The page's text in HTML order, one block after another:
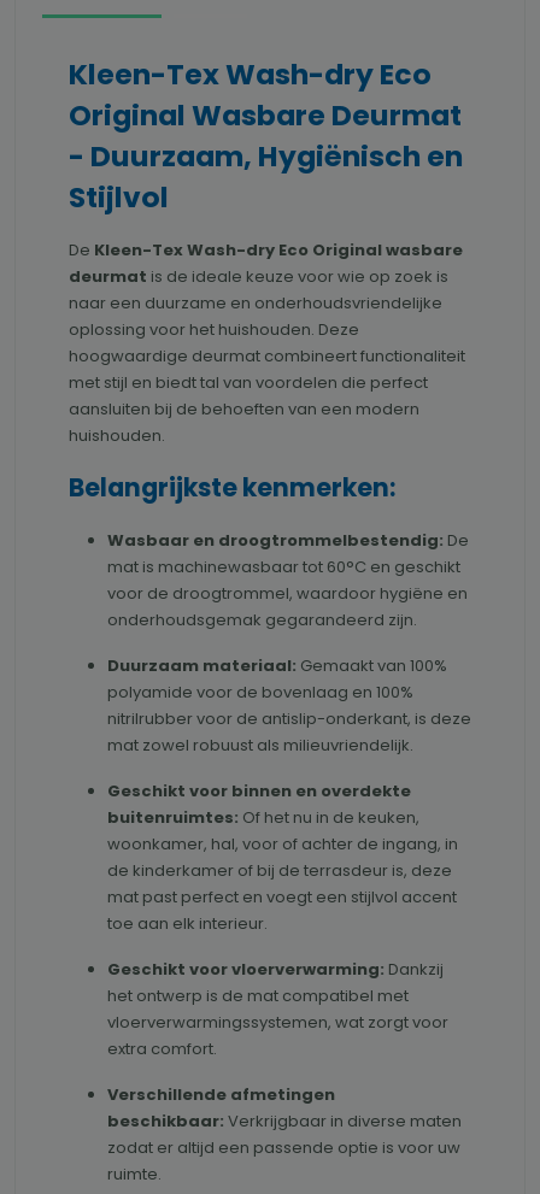
Kleen-Tex Wash-dry Eco
Original Wasbare Deurmat
- Duurzaam, Hygiënisch en
Stijlvol
De Kleen-Tex Wash-dry Eco Original wasbare
deurmat is de ideale keuze voor wie op zoek is
naar een duurzame en onderhoudsvriendelijke
oplossing voor het huishouden. Deze
hoogwaardige deurmat combineert functionaliteit
met stijl en biedt tal van voordelen die perfect
aansluiten bij de behoeften van een modern
huishouden.
Belangrijkste kenmerken:
Wasbaar en droogtrommelbestendig: De
mat is machinewasbaar tot 60°C en geschikt
voor de droogtrommel, waardoor hygiëne en
onderhoudsgemak gegarandeerd zijn.
Duurzaam materiaal: Gemaakt van 100%
polyamide voor de bovenlaag en 100%
nitrilrubber voor de antislip-onderkant, is deze
mat zowel robuust als milieuvriendelijk.
Geschikt voor binnen en overdekte
buitenruimtes: Of het nu in de keuken,
woonkamer, hal, voor of achter de ingang, in
de kinderkamer of bij de terrasdeur is, deze
mat past perfect en voegt een stijlvol accent
toe aan elk interieur.
Geschikt voor vloerverwarming: Dankzij
het ontwerp is de mat compatibel met
vloerverwarmingssystemen, wat zorgt voor
extra comfort.
Verschillende afmetingen
beschikbaar: Verkrijgbaar in diverse maten
zodat er altijd een passende optie is voor uw
ruimte.